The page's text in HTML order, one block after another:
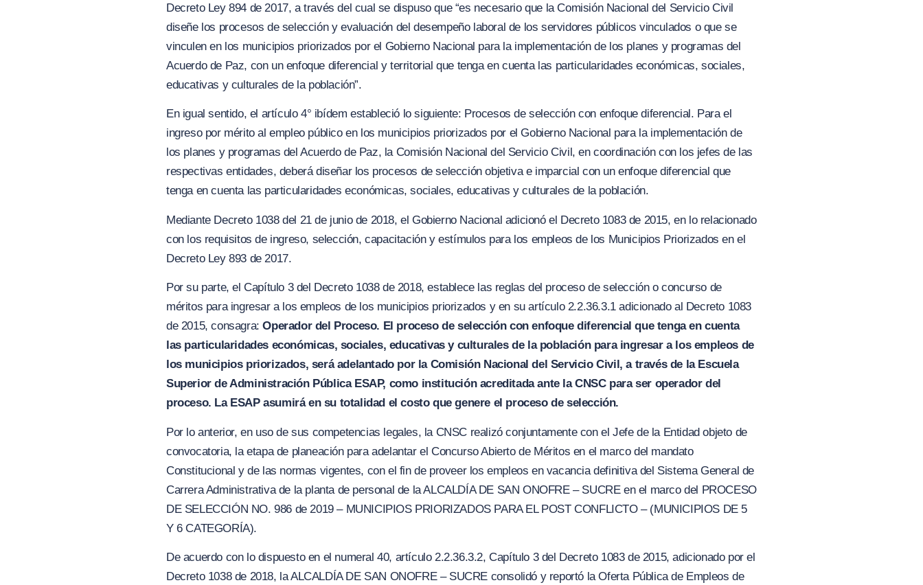
Decreto Ley 894 de 2017, a través del cual se dispuso que “es necesario que la Comisión Nacional del Servicio Civil
diseñe los procesos de selección y evaluación del desempeño laboral de los servidores públicos vinculados o que se
vinculen en los municipios priorizados por el Gobierno Nacional para la implementación de los planes y programas del
Acuerdo de Paz, con un enfoque diferencial y territorial que tenga en cuenta las particularidades económicas, sociales,
educativas y culturales de la población”.
En igual sentido, el artículo 4° ibídemestableció lo siguiente: Procesos de selección con enfoque diferencial. Para el
ingreso por mérito al empleo público en los municipios priorizados por el Gobierno Nacional para la implementación de
los planes y programas del Acuerdo de Paz, la Comisión Nacional del Servicio Civil, en coordinación con los jefes de las
respectivas entidades, deberá diseñar los procesos de selección objetiva e imparcial con un enfoque diferencial que
tenga en cuenta las particularidades económicas, sociales, educativas y culturales de la población.
Mediante Decreto 1038 del 21 de junio de 2018, el Gobierno Nacional adicionó el Decreto 1083 de 2015, en lo relacionado
con los requisitos de ingreso, selección, capacitación y estímulos para los empleos de los Municipios Priorizados en el
Decreto Ley 893 de 2017.
Por su parte, el Capítulo 3 del Decreto 1038 de 2018, establece las reglas del proceso de selección o concurso de
méritos para ingresar a los empleos de los municipios priorizados y en su artículo 2.2.36.3.1 adicionado al Decreto 1083
de 2015, consagra:Operador del Proceso. El proceso de selección con enfoque diferencial que tenga en cuenta
las particularidades económicas, sociales, educativas y culturales de la población para ingresar a los empleos de
los municipios priorizados, será adelantado por la Comisión Nacional del Servicio Civil, a través de la Escuela
Superior de Administración Pública ESAP, como institución acreditada ante la CNSC para ser operador del
proceso. La ESAP asumirá en su totalidad el costo que genere el proceso de selección.
Por lo anterior, en uso de sus competencias legales, la CNSC realizó conjuntamente con el Jefe de la Entidad objeto de
convocatoria, la etapa de planeación para adelantar el Concurso Abierto de Méritos en el marco del mandato
Constitucional y de las normas vigentes, con el fin de proveer los empleos en vacancia definitiva del Sistema General de
Carrera Administrativa de la planta de personal de la ALCALDÍA DE SAN ONOFRE – SUCRE en el marco del PROCESO
DE SELECCIÓN NO. 986 de 2019 – MUNICIPIOS PRIORIZADOS PARA EL POST CONFLICTO – (MUNICIPIOS DE 5
Y 6CATEGORÍA).
De acuerdo con lo dispuesto en el numeral 40, artículo 2.2.36.3.2, Capítulo 3 del Decreto 1083 de 2015, adicionado por el
Decreto 1038 de 2018, la ALCALDÍA DE SAN ONOFRE – SUCRE consolidó y reportó la Oferta Pública de Empleos de